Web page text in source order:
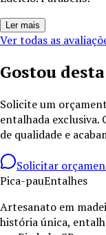
Ler mais
Ver todas as
Gostou
Solicite um
entalhada exclusiva.
de qualidade e
Solicitar
Pica-pauEntalhes
Artesanato em
história única,